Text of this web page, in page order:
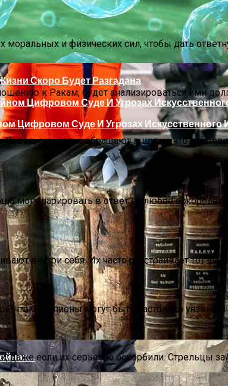
Цвет Принесет Тебе Успех В 2026 Году По
Глоток Энергии Или Сигнал Уставшей
Скоро Будет Разгадана
Цифровом Суде И Угрозах Искусственного
моральных и физических сил, чтобы дать
к Ракам, будет анализироваться ими
они легко обращают в шутку, что
могу парировать в ответ на любое
внутри себя. Их часто расстраивает тот
что Скорпионы могут быть настолько уязвимы
даже если их серьезно оскорбили.